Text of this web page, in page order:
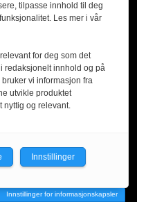
og
Er
Innstillinger for informasjonskapsler
tilpasse innhold til deg
Les mer i vår
for deg som det
redaksjonelt innhold og på
vi informasjon fra
utvikle produktet
nyttig og relevant.
Innstillinger